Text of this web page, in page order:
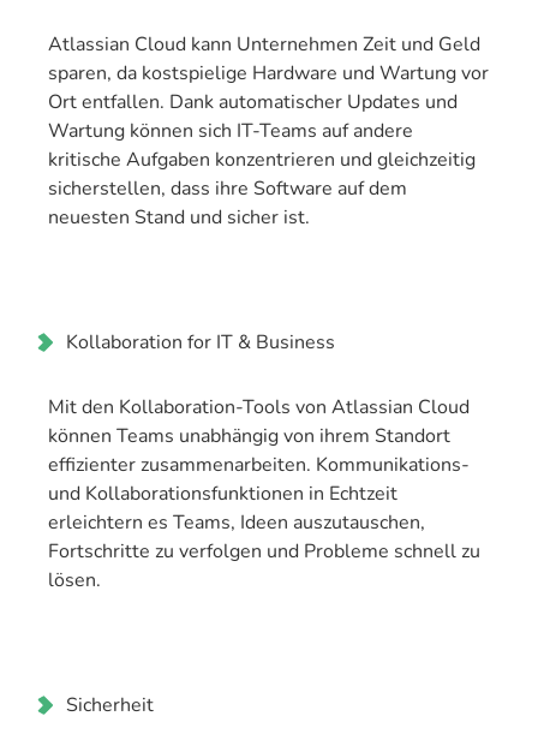
Atlassian Cloud kann Unternehmen Zeit und Geld
sparen, da kostspielige Hardware und Wartung vor
Ort entfallen. Dank automatischer Updates und
Wartung können sich IT-Teams auf andere
kritische Aufgaben konzentrieren und gleichzeitig
sicherstellen, dass ihre Software auf dem
neuesten Stand und sicher ist.
Kollaboration for IT & Business
Mit den Kollaboration-Tools von Atlassian Cloud
können Teams unabhängig von ihrem Standort
effizienter zusammenarbeiten. Kommunikations-
und Kollaborationsfunktionen in Echtzeit
erleichtern es Teams, Ideen auszutauschen,
Fortschritte zu verfolgen und Probleme schnell zu
lösen.
Sicherheit